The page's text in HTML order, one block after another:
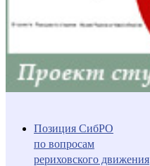
Позиция СибРО
по вопросам
рериховского движения